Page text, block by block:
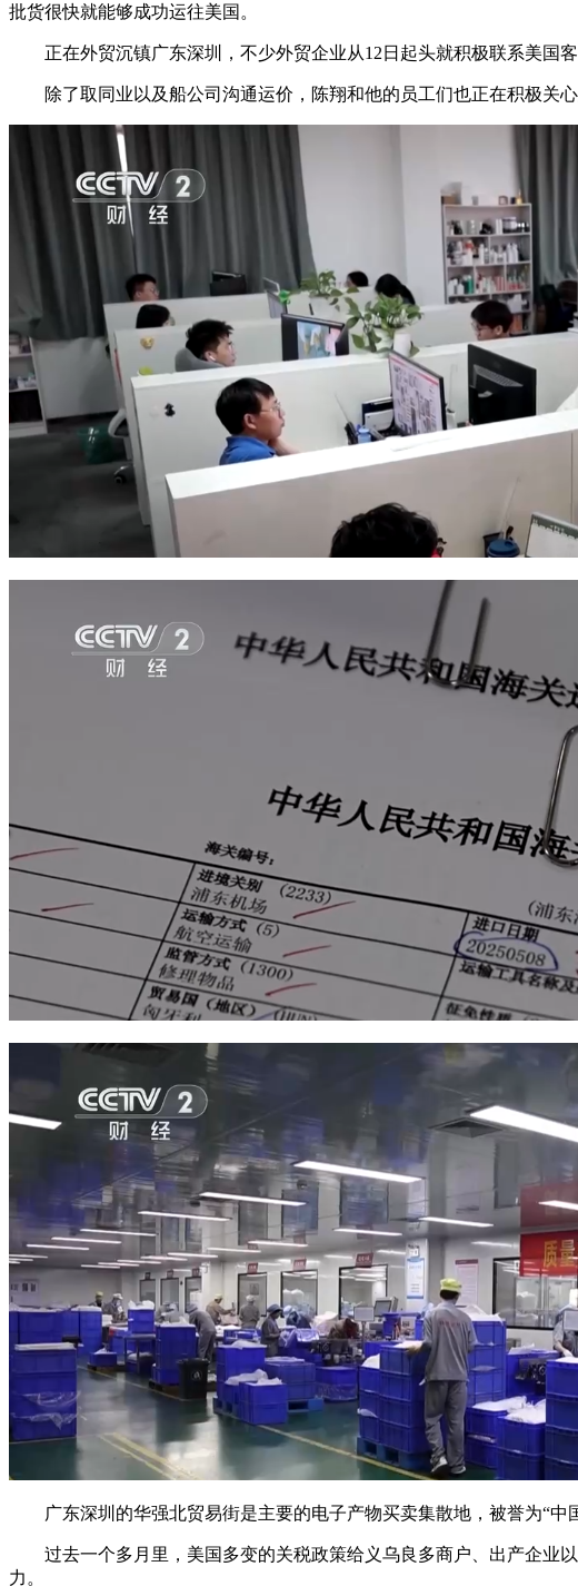
批货很快就能够成功运往美国。
正在外贸沉镇广东深圳，不少外贸企业从12日起头就积极联系美国客
除了取同业以及船公司沟通运价，陈翔和他的员工们也正在积极关心
广东深圳的华强北贸易街是主要的电子产物买卖集散地，被誉为“中
过去一个多月里，美国多变的关税政策给义乌良多商户、出产企业以
力。